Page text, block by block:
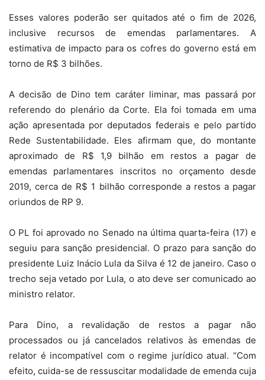
Esses valores poderão ser quitados até o fim de 2026,
inclusive recursos de emendas parlamentares. A
estimativa de impacto para os cofres do governo está em
torno de R$ 3 bilhões.
A decisão de Dino tem caráter liminar, mas passará por
referendo do plenário da Corte. Ela foi tomada em uma
ação apresentada por deputados federais e pelo partido
Rede Sustentabilidade. Eles afirmam que, do montante
aproximado de R$ 1,9 bilhão em restos a pagar de
emendas parlamentares inscritos no orçamento desde
2019, cerca de R$ 1 bilhão corresponde a restos a pagar
oriundos de RP 9.
O PL foi aprovado no Senado na última quarta-feira (17) e
seguiu para sanção presidencial. O prazo para sanção do
presidente Luiz Inácio Lula da Silva é 12 de janeiro. Caso o
trecho seja vetado por Lula, o ato deve ser comunicado ao
ministro relator.
Para Dino, a revalidação de restos a pagar não
processados ou já cancelados relativos às emendas de
relator é incompatível com o regime jurídico atual. “Com
efeito, cuida-se de ressuscitar modalidade de emenda cuja